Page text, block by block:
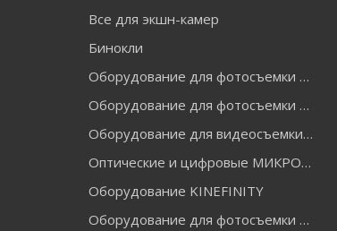
Все для экшн-камер
Бинокли
Оборудование для фотосъемки FALCON EYES
Оборудование для фотосъемки GRIFON
Оборудование для видеосъемки GREENBEAN
Оптические и цифровые МИКРОСКОПЫ "МИКРОМЕД"
Оборудование KINEFINITY
Оборудование для фотосъемки RAYLAB